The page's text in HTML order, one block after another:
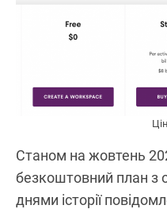
Станом на жовтень
безкоштовний план з
днями історії